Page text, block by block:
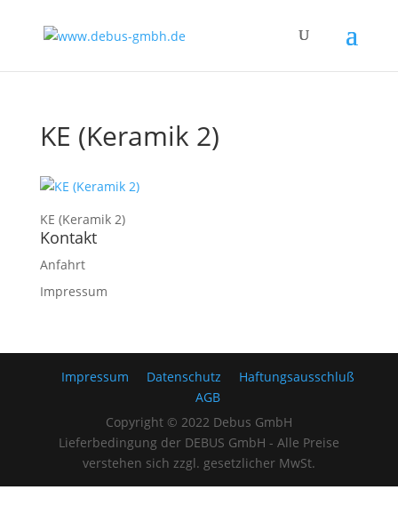
KE (Keramik 2)
KE (Keramik 2)
Kontakt
Anfahrt
Impressum
Impressum Datenschutz
Haftungsausschluß
AGB
Copyright © 2022 Debus GmbH
Lieferbedingung der DEBUS GmbH - Alle Preise
verstehen sich zzgl. gesetzlicher MwSt.